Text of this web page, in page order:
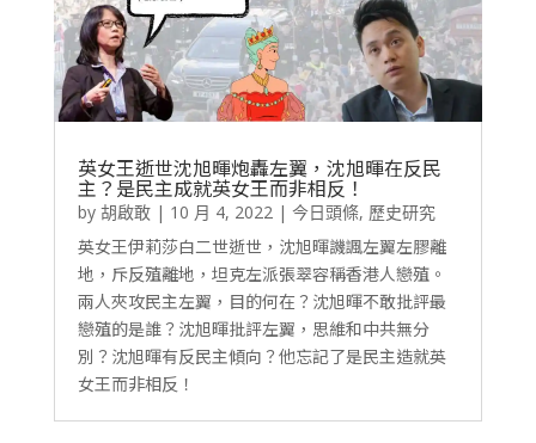
英女王逝世沈旭暉炮轟左翼，沈旭暉在反民
主？是民主成就英女王而非相反！
by 胡啟敢| 10 月 4, 2022 | 今日頭條, 歷史研究
英女王伊莉莎白二世逝世，沈旭暉譏諷左翼左膠離
地，斥反殖離地，坦克左派張翠容稱香港人戀殖。
兩人夾攻民主左翼，目的何在？沈旭暉不敢批評最
戀殖的是誰？沈旭暉批評左翼，思維和中共無分
別？沈旭暉有反民主傾向？他忘記了是民主造就英
女王而非相反！